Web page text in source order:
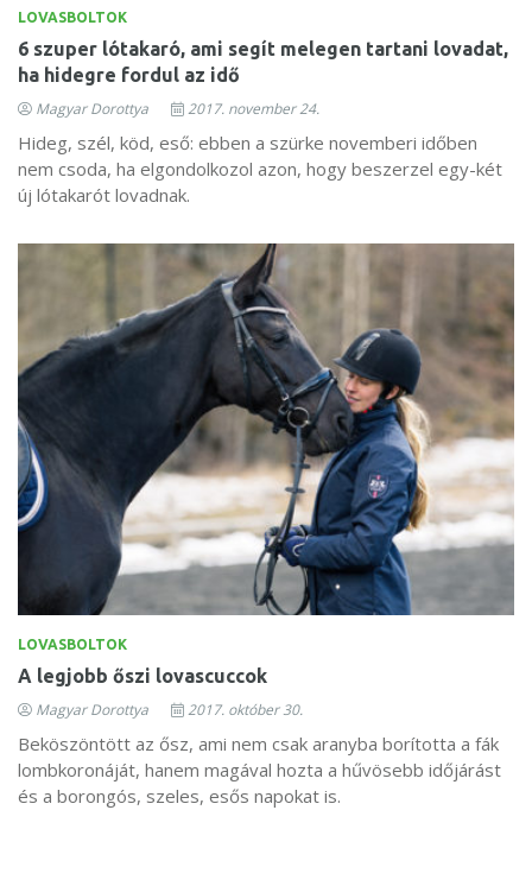
LOVASBOLTOK
6 szuper lótakaró, ami segít melegen tartani lovadat,
ha hidegre fordul az idő
Magyar Dorottya 2017. november 24.
Hideg, szél, köd, eső: ebben a szürke novemberi időben
nem csoda, ha elgondolkozol azon, hogy beszerzel egy-két
új lótakarót lovadnak.
LOVASBOLTOK
A legjobb őszi lovascuccok
Magyar Dorottya 2017. október 30.
Beköszöntött az ősz, ami nem csak aranyba borította a fák
lombkoronáját, hanem magával hozta a hűvösebb időjárást
és a borongós, szeles, esős napokat is.